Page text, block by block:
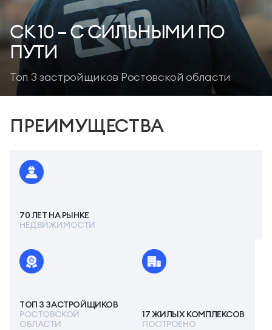
СК 10 – С СИЛЬНЫМИ ПО
ПУТИ
Топ 3 застройщиков Ростовской области
ПРЕИМУЩЕСТВА
70 ЛЕТ НА РЫНКЕ
НЕДВИЖИМОСТИ
ТОП 3 ЗАСТРОЙЩИКОВ
РОСТОВСКОЙ
ОБЛАСТИ
17 ЖИЛЫХ КОМПЛЕКСОВ
ПОСТРОЕНО